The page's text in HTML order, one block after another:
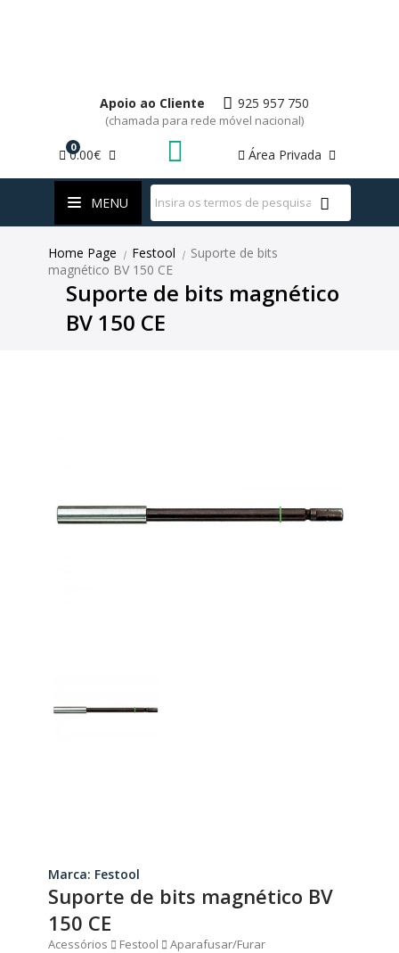
WhatsApp
Apoio ao Cliente 925 957 750
(chamada para rede móvel nacional)
Área Privada
0
0.00€
MENU
Home Page | Festool | Suporte de bits
magnético BV 150 CE
Suporte de bits magnético
BV 150 CE
Marca: Festool
Suporte de bits magnético BV
150 CE
Acessórios Festool
Aparafusar/Furar